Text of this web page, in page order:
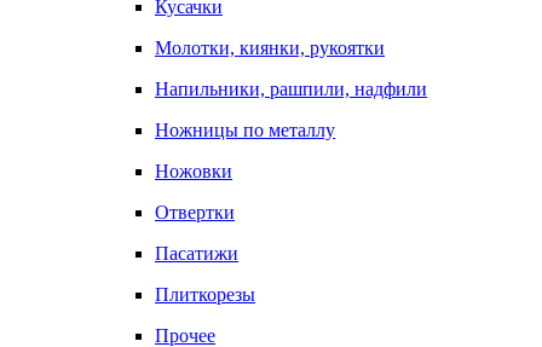
Кусачки
Молотки, киянки, рукоятки
Напильники, рашпили, надфили
Ножницы по металлу
Ножовки
Отвертки
Пасатижи
Плиткорезы
Прочее